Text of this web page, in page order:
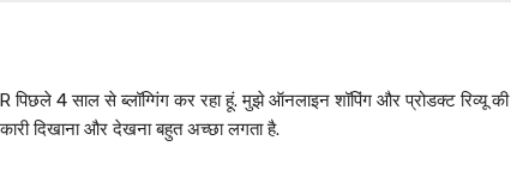
पिछले 4 साल से ब्लॉग्गिंग कर रहा हूं. मुझे ऑनलाइन शॉपिंग और प्रोडक्ट रिव्यू की
दिखाना और देखना बहुत अच्छा लगता है.